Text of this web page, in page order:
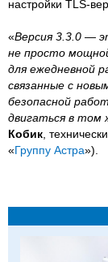
настройки TLS-
«Версия 3.3.0 —
не просто
для ежедневной
связанные с
безопасной
двигаться в том
Кобик ,
«Группу Астра»).